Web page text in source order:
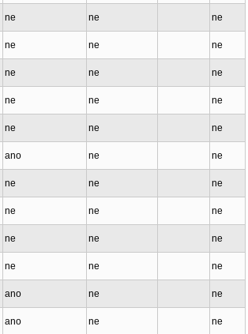
ne ne ne
ne ne ne
ne ne ne
ne ne ne
ne ne ne
ano ne ne
ne ne ne
ne ne ne
ne ne ne
ne ne ne
ano ne ne
ano ne ne